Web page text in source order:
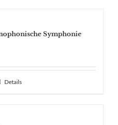
Symphonie
Details